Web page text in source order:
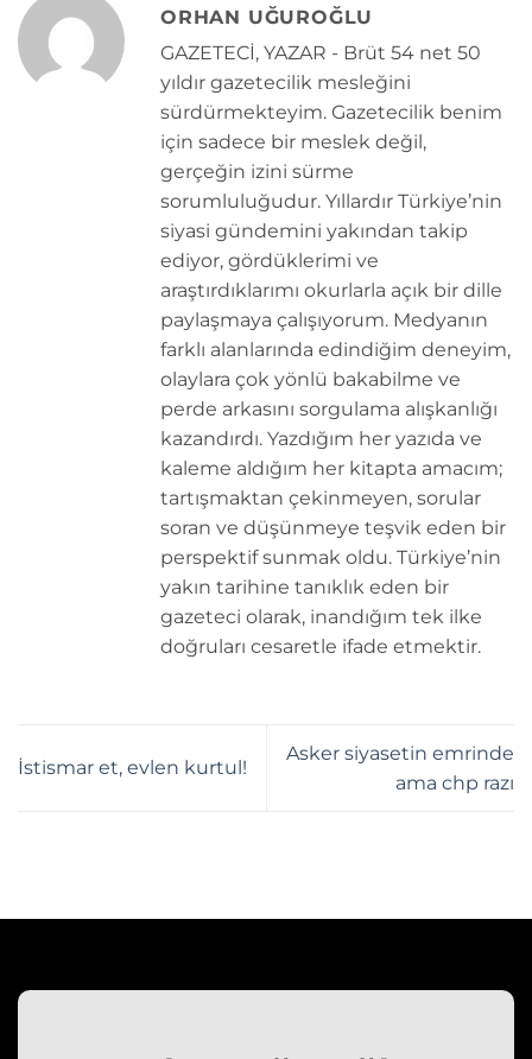
ORHAN UĞUROĞLU
GAZETECİ, YAZAR - Brüt 54 net 50
yıldır gazetecilik mesleğini
sürdürmekteyim. Gazetecilik benim
için sadece bir meslek değil,
gerçeğin izini sürme
sorumluluğudur. Yıllardır Türkiye’nin
siyasi gündemini yakından takip
ediyor, gördüklerimi ve
araştırdıklarımı okurlarla açık bir dille
paylaşmaya çalışıyorum. Medyanın
farklı alanlarında edindiğim deneyim,
olaylara çok yönlü bakabilme ve
perde arkasını sorgulama alışkanlığı
kazandırdı. Yazdığım her yazıda ve
kaleme aldığım her kitapta amacım;
tartışmaktan çekinmeyen, sorular
soran ve düşünmeye teşvik eden bir
perspektif sunmak oldu. Türkiye’nin
yakın tarihine tanıklık eden bir
gazeteci olarak, inandığım tek ilke
doğruları cesaretle ifade etmektir.
İstismar et, evlen kurtul!
Asker siyasetin emrinde
ama chp razı